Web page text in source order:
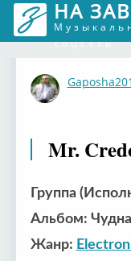
НА
соцсеть
Mr.
Группа
Альбом:
Жанр: